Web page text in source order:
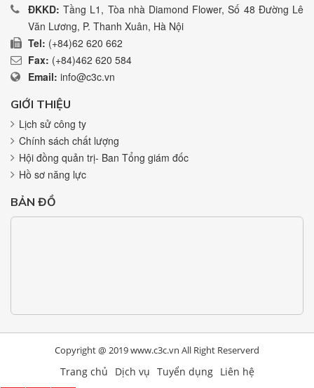
ĐKKD: Tầng L1, Tòa nhà Diamond Flower, Số 48 Đường Lê
Văn Lương, P. Thanh Xuân, Hà Nội
Tel: (+84)62 620 662
Fax: (+84)462 620 584
Email: info@c3c.vn
GIỚI THIỆU
Lịch sử công ty
Chính sách chất lượng
Hội đồng quản trị- Ban Tổng giám đốc
Hồ sơ năng lực
BẢN ĐỒ
Copyright @ 2019 www.c3c.vn All Right Reserverd
Trang chủ Dịch vụ Tuyển dụng Liên hệ